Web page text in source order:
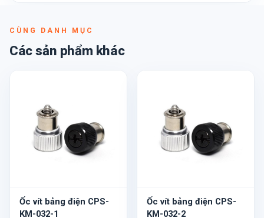
CÙNG DANH MỤC
Các sản phẩm khác
Ốc vít bảng điện CPS-
KM-032-1
Ốc vít bảng điện CPS-
KM-032-2